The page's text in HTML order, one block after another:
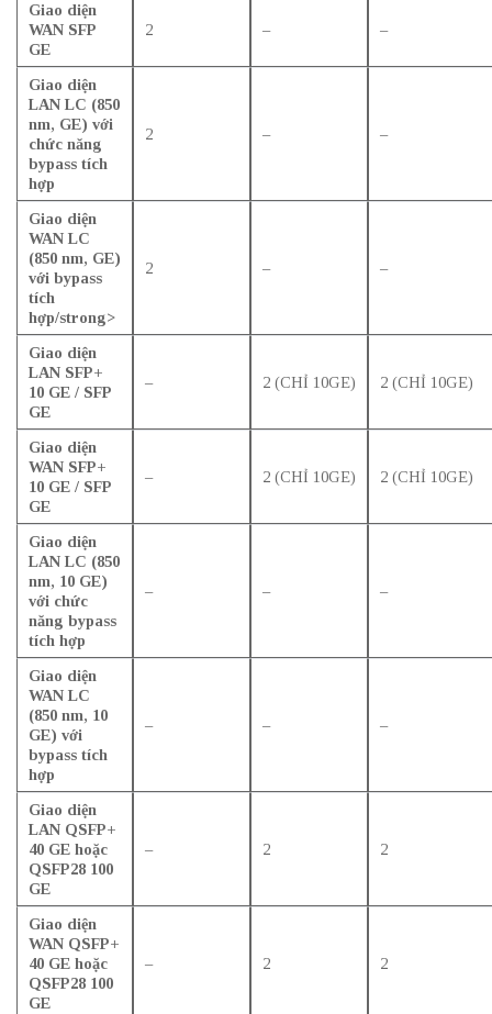
Giao diện
WAN SFP
GE
2 – –
Giao diện
LAN LC (850
nm, GE) với
chức năng
bypass tích
hợp
2 – –
Giao diện
WAN LC
(850 nm, GE)
với bypass
tích
hợp/strong>
2 – –
Giao diện
LAN SFP+
10 GE / SFP
GE
– 2 (CHỈ 10GE) 2 (CHỈ 10GE)
Giao diện
WAN SFP+
10 GE / SFP
GE
– 2 (CHỈ 10GE) 2 (CHỈ 10GE)
Giao diện
LAN LC (850
nm, 10 GE)
với chức
năng bypass
tích hợp
– – –
Giao diện
WAN LC
(850 nm, 10
GE) với
bypass tích
hợp
– – –
Giao diện
LAN QSFP+
40 GE hoặc
QSFP28 100
GE
– 2 2
Giao diện
WAN QSFP+
40 GE hoặc
QSFP28 100
GE
– 2 2